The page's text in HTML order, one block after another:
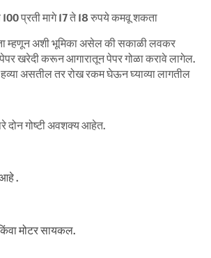
100 प्रती मागे 17 ते 18 रुपये कमवू शकता
म्हणून अशी भूमिका असेल की सकाळी लवकर
खरेदी करून आगारातून पेपर गोळा करावे लागेल.
असतील तर रोख रकम घेऊन घ्याव्या लागतील
दोन गोष्टी अवशक्य आहेत.
.
मोटर सायकल.